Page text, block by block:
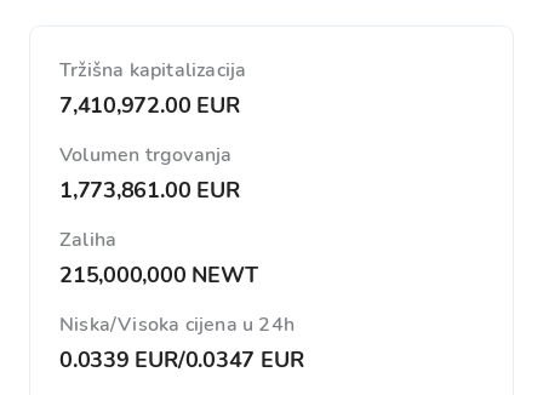
Tržišna kapitalizacija
7,410,972.00 EUR
Volumen trgovanja
1,773,861.00 EUR
Zaliha
215,000,000 NEWT
Niska/Visoka cijena u 24h
0.0339 EUR/0.0347 EUR